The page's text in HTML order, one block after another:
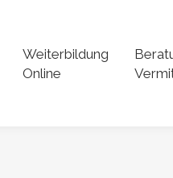
Weiterbildung
Online